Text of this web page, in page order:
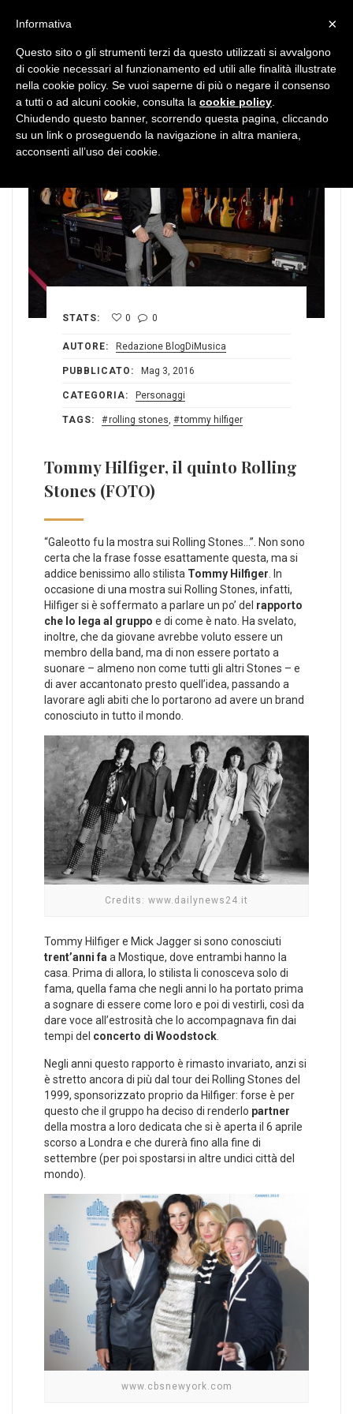
STATS: 0 0
AUTORE: Redazione BlogDiMusica
PUBBLICATO: Mag 3, 2016
CATEGORIA: Personaggi
TAGS: rolling stones, tommy hilfiger
Tommy Hilfiger, il quinto Rolling
Stones (FOTO)
“Galeotto fu la mostra sui Rolling Stones…”. Non sono
certa che la frase fosse esattamente questa, ma si
addice benissimo allo stilista Tommy Hilfiger. In
occasione di una mostra sui Rolling Stones, infatti,
Hilfiger si è soffermato a parlare un po’ del rapporto
che lo lega al gruppo e di come è nato. Ha svelato,
inoltre, che da giovane avrebbe voluto essere un
membro della band, ma di non essere portato a
suonare – almeno non come tutti gli altri Stones – e
di aver accantonato presto quell’idea, passando a
lavorare agli abiti che lo portarono ad avere un brand
conosciuto in tutto il mondo.
Credits: www.dailynews24.it
Tommy Hilfiger e Mick Jagger si sono conosciuti
trent’anni faa Mostique, dove entrambi hanno la
casa. Prima di allora, lo stilista li conosceva solo di
fama, quella fama che negli anni lo ha portato prima
a sognare di essere come loro e poi di vestirli, così da
dare voce all’estrosità che lo accompagnava fin dai
tempi del concerto di Woodstock.
Negli anni questo rapporto è rimasto invariato, anzi si
è stretto ancora di più dal tour dei Rolling Stones del
1999, sponsorizzato proprio da Hilfiger: forse è per
questo che il gruppo ha deciso di renderlo partner
della mostra a loro dedicata che si è aperta il 6 aprile
scorso a Londra e che durerà fino alla fine di
settembre (per poi spostarsi in altre undici città del
mondo).
www.cbsnewyork.com
×
Informativa
Questo sito o gli strumenti terzi da questo utilizzati si avvalgono
di cookie necessari al funzionamento ed utili alle finalità illustrate
nella cookie policy. Se vuoi saperne di più o negare il consenso
a tutti o ad alcuni cookie, consulta la cookie policy
Chiudendo questo banner, scorrendo questa pagina, cliccando
su un link o proseguendo la navigazione in altra maniera,
acconsenti all’uso dei cookie.